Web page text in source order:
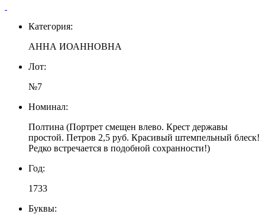
Категория:
АННА ИОАННОВНА
Лот:
№7
Номинал:
Полтина (Портрет смещен влево. Крест державы
простой. Петров 2,5 руб. Красивый штемпельный блеск!
Редко встречается в подобной сохранности!)
Год:
1733
Буквы: